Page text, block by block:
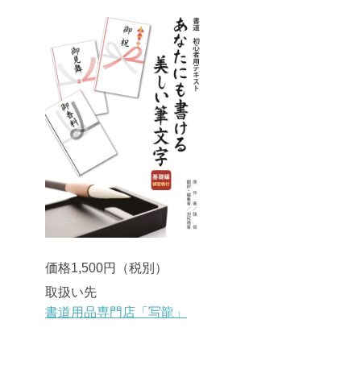
価格1,500円（税別）
取扱い先
書道用品専門店「写龍」